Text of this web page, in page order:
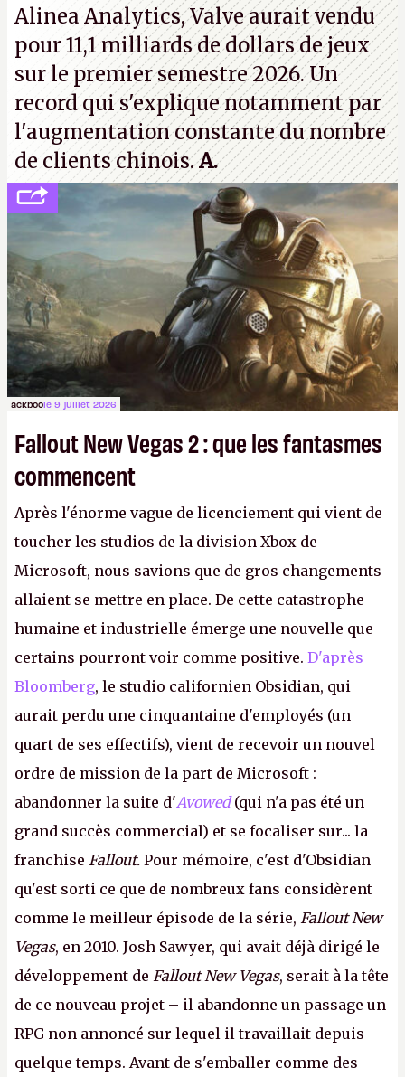
Alinea Analytics, Valve aurait vendu
pour 11,1 milliards de dollars de jeux
sur le premier semestre 2026. Un
record qui s'explique notamment par
l'augmentation constante du nombre
de clients chinois.A.
ackboole 9 juillet 2026
Fallout New Vegas 2 : que les fantasmes
commencent
Après l'énorme vague de licenciement qui vient de
toucher les studios de la division Xbox de
Microsoft, nous savions que de gros changements
allaient se mettre en place. De cette catastrophe
humaine et industrielle émerge une nouvelle que
certains pourront voir comme positive. D'après
Bloomberg, le studio californien Obsidian, qui
aurait perdu une cinquantaine d'employés (un
quart de ses effectifs), vient de recevoir un nouvel
ordre de mission de la part de Microsoft :
abandonner la suite d'Avowed(qui n'a pas été un
grand succès commercial) et se focaliser sur... la
franchise Fallout. Pour mémoire, c'est d'Obsidian
qu'est sorti ce que de nombreux fans considèrent
comme le meilleur épisode de la série, Fallout New
Vegas, en 2010. Josh Sawyer, qui avait déjà dirigé le
développement de Fallout New Vegas, serait à la tête
de ce nouveau projet – il abandonne un passage un
RPG non annoncé sur lequel il travaillait depuis
quelque temps. Avant de s'emballer comme des